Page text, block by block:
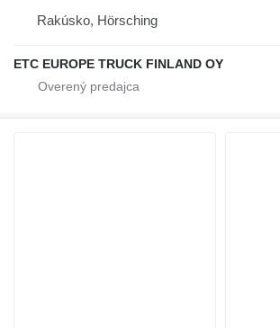
Rakúsko, Hörsching
ETC EUROPE TRUCK FINLAND OY